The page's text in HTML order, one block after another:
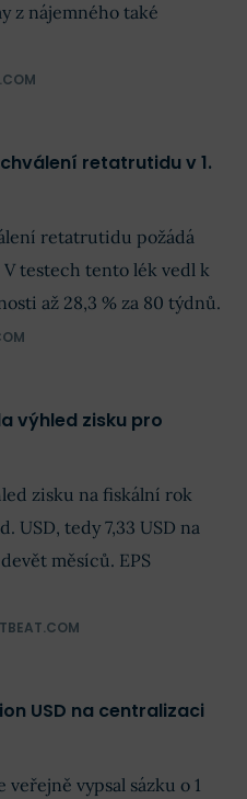
z nájemného také
retatrutidu v 1.
retatrutidu požádá
testech tento lék vedl k
až 28,3 % za 80 týdnů.
výhled zisku pro
zisku na fiskální rok
USD, tedy 7,33 USD na
měsíců. EPS
USD na centralizaci
vypsal sázku o 1